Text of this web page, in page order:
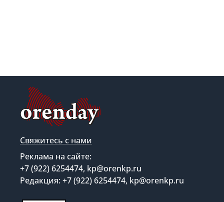
Свяжитесь с нами
Реклама на сайте:
+7 (922) 6254474, kp@orenkp.ru
Редакция: +7 (922) 6254474, kp@orenkp.ru